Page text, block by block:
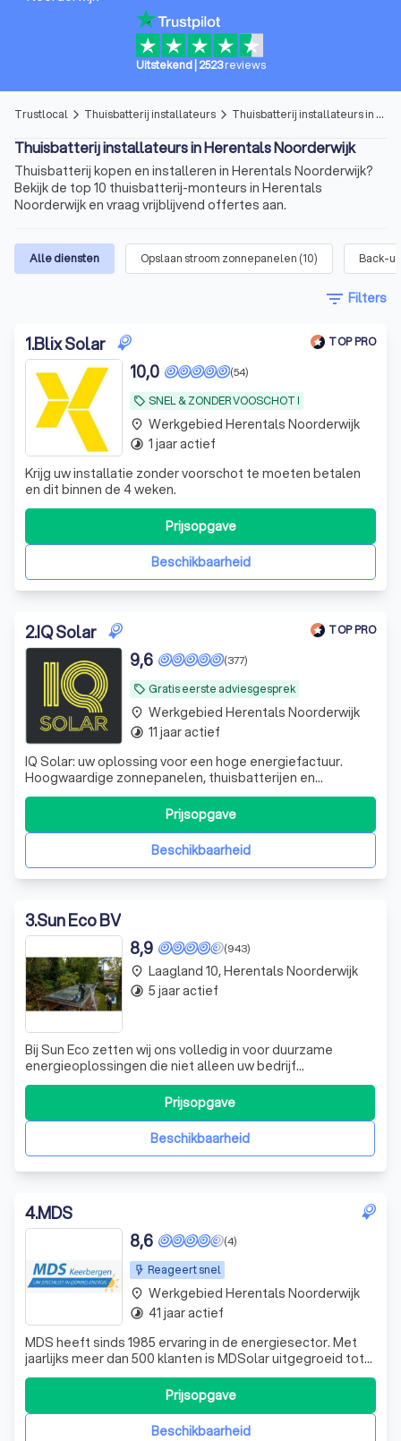
Uitstekend| 2523 reviews
Trustlocal arrow_forward_ios Thuisbatterij installateurs arrow_forward_ios Thuisbatterij installateurs in Herentals Noorderwijk
Thuisbatterij installateurs in Herentals Noorderwijk
Thuisbatterij kopen en installeren in Herentals Noorderwijk?
Bekijk de top 10 thuisbatterij-monteurs in Herentals
Noorderwijk en vraag vrijblijvend offertes aan.
Alle diensten Opslaan stroom zonnepanelen (10) Back-
filter_list Filters
1.Blix Solar TOP PRO
local_offer SNEL & ZONDER VOOSCHOT !
(54)
10,0
Krijg uw installatie zonder voorschot te moeten betalen
en dit binnen de 4 weken.
Beschikbaarheid
Prijsopgave
place Werkgebied Herentals Noorderwijk
timelapse 1 jaar actief
2.IQ Solar TOP PRO
local_offer Gratis eerste adviesgesprek
(377)
9,6
IQ Solar: uw oplossing voor een hoge energiefactuur.
Hoogwaardige zonnepanelen, thuisbatterijen en
laadpalen. Investeer in een duurzame levenskwaliteit en
geniet zorgeloos van zelfvoorzienende kracht.
Beschikbaarheid
Prijsopgave
place Werkgebied Herentals Noorderwijk
timelapse 11 jaar actief
3.Sun Eco BV
(943)
8,9
Bij Sun Eco zetten wij ons volledig in voor duurzame
energieoplossingen die niet alleen uw bedrijf
toekomstbestendig maken, maar ook bijdragen aan een
beter milieu. Ons aanbod omvat geavanceerde
zonnepanelen, energieopslagsystemen, laadpalen,
airconditioning en warmtepompen. Wij streven ernaar om
Beschikbaarheid
Prijsopgave
place Laagland 10, Herentals Noorderwijk
timelapse 5 jaar actief
4.MDS
Reageert snel
(4)
8,6
MDS heeft sinds 1985 ervaring in de energiesector. Met
jaarlijks meer dan 500 klanten is MDSolar uitgegroeid tot
een echte zonne-energie specialist. Er wordt enkel
gewerkt met topmerken zoals LG, Q Cells, AEG, Denim en
SolarEdge maar ook opkomende merken zoals Trinasolar
en Solax. Buiten zonne-energBeschikbaarheid
Prijsopgave
place Werkgebied Herentals Noorderwijk
timelapse 41 jaar actief